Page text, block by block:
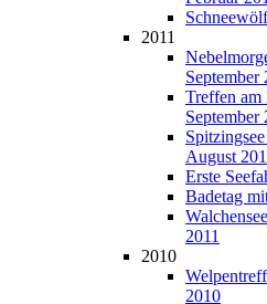
2011
September
Treffen am
September
August
Erste
Badetag
2011
2010
2010